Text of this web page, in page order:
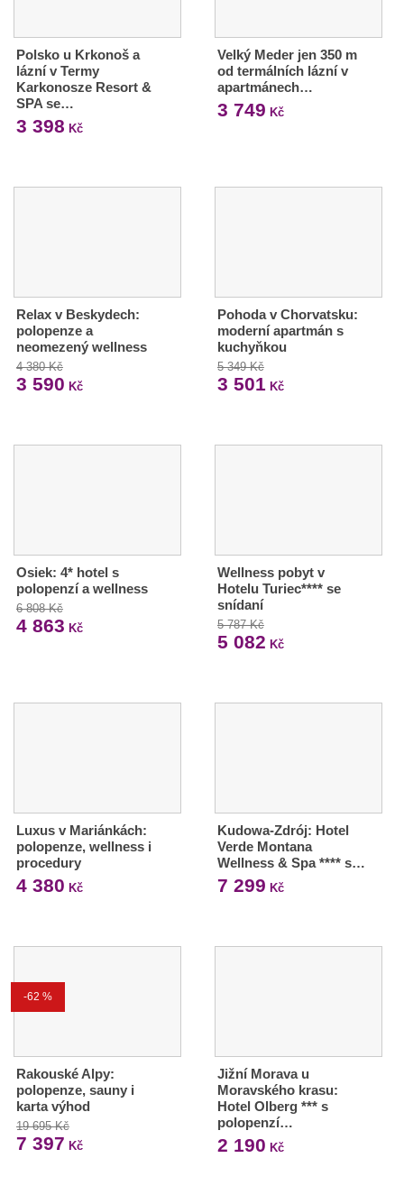
Polsko u Krkonoš a
lázní v Termy
Karkonosze Resort &
SPA se…
3 398 Kč
Velký Meder jen 350 m
od termálních lázní v
apartmánech…
3 749 Kč
Relax v Beskydech:
polopenze a
neomezený wellness
4 380 Kč
3 590 Kč
Pohoda v Chorvatsku:
moderní apartmán s
kuchyňkou
5 349 Kč
3 501 Kč
Osiek: 4* hotel s
polopenzí a wellness
6 808 Kč
4 863 Kč
Wellness pobyt v
Hotelu Turiec**** se
snídaní
5 787 Kč
5 082 Kč
Luxus v Mariánkách:
polopenze, wellness i
procedury
4 380 Kč
Kudowa-Zdrój: Hotel
Verde Montana
Wellness & Spa **** s…
7 299 Kč
-62 %
Rakouské Alpy:
polopenze, sauny i
karta výhod
19 695 Kč
7 397 Kč
Jižní Morava u
Moravského krasu:
Hotel Olberg *** s
polopenzí…
2 190 Kč